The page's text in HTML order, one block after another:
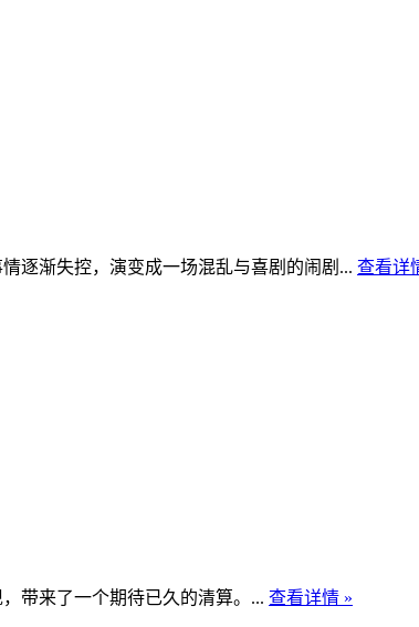
渐失控，演变成一场混乱与喜剧的闹剧... 查看详
带来了一个期待已久的清算。... 查看详情 »